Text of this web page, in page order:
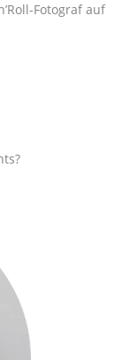
Fotograf auf